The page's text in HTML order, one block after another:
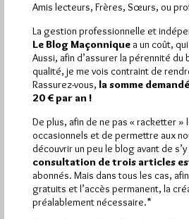
Hier dimanche 9 août 2026,
visiteset 4 830 pages ont été
Pirsch.io)
Abonnement aux Newsletters - RSS
Amis lecteurs, Frères, Sœurs, ou
La gestion professionnelle et
Le Blog Maçonnique a un coût,
Aussi, afin d’assurer la pérennité
qualité, je me vois contraint de
Rassurez-vous, la somme
20 € par an !
De plus, afin de ne pas « racketter »
occasionnels et de permettre aux
découvrir un peu le blog avant de
consultation de trois articles
abonnés. Mais dans tous les cas,
gratuits et l’accès permanent, la
préalablement nécessaire.*